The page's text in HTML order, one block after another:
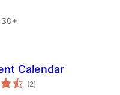
30+
Calendar
(2個
の)